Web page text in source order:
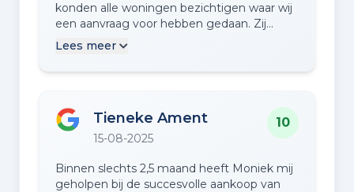
konden alle woningen bezichtigen waar wij
een aanvraag voor hebben gedaan. Zij
denkt mee en heeft alle woningen ook
hebben gemaakt. Ondersteuning bij
uit te leggen. Ondersteuning bij het maken
van ons bod was ook fijn. Heel positieve
woning gekoch…
Lees meer
Tieneke Ament
15-08-2025
10
Binnen slechts 2,5 maand heeft Moniek mij
geholpen bij de succesvolle aankoop van